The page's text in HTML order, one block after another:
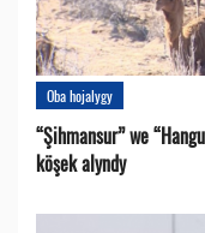
Oba hojalygy
“Şihmansur” we
köşek alyndy